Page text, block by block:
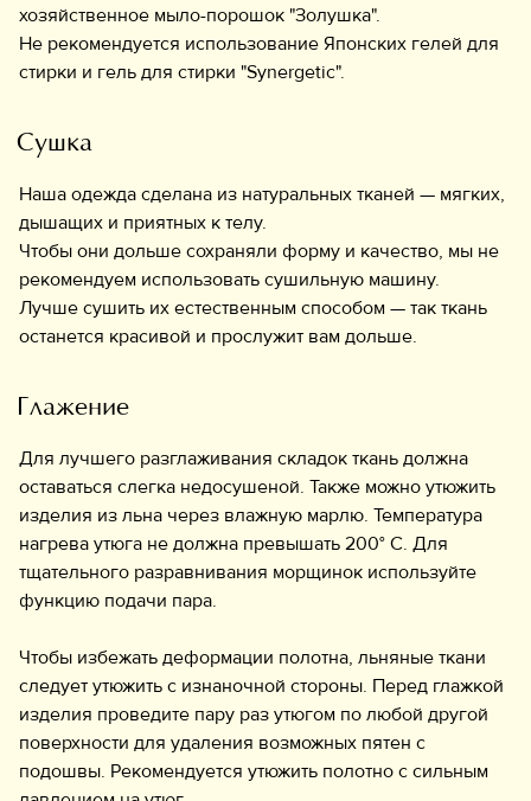
хозяйственное мыло-порошок "Золушка".
Не рекомендуется использование Японских гелей для
стирки и гель для стирки "Synergetic".
Сушка
Наша одежда сделана из натуральных тканей — мягких,
дышащих и приятных к телу.
Чтобы они дольше сохраняли форму и качество, мы не
рекомендуем использовать сушильную машину.
Лучше сушить их естественным способом — так ткань
останется красивой и прослужит вам дольше.
Глажение
Для лучшего разглаживания складок ткань должна
оставаться слегка недосушеной. Также можно утюжить
изделия из льна через влажную марлю. Температура
нагрева утюга не должна превышать 200° С. Для
тщательного разравнивания морщинок используйте
функцию подачи пара.
Чтобы избежать деформации полотна, льняные ткани
следует утюжить с изнаночной стороны. Перед глажкой
изделия проведите пару раз утюгом по любой другой
поверхности для удаления возможных пятен с
подошвы. Рекомендуется утюжить полотно с сильным